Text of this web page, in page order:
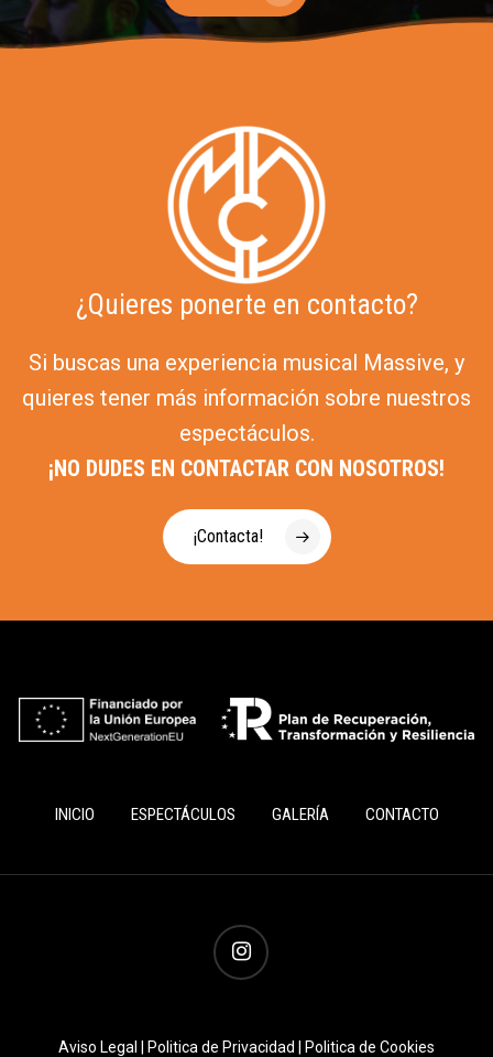
¿Quieres ponerte en contacto?
Si buscas una experiencia musical Massive, y
quieres tener más información sobre nuestros
espectáculos.
¡NO DUDES EN CONTACTAR CON NOSOTROS!
¡Contacta!
INICIO ESPECTÁCULOS GALERÍA CONTACTO
instagram
Aviso Legal Politica de Privacidad Politica de Cookies